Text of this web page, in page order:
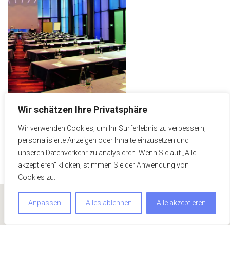
Wir schätzen Ihre Privatsphäre
Wir verwenden Cookies, um Ihr Surferlebnis zu verbessern,
personalisierte Anzeigen oder Inhalte einzusetzen und
unseren Datenverkehr zu analysieren. Wenn Sie auf „Alle
akzeptieren" klicken, stimmen Sie der Anwendung von
Cookies zu.
Anpassen Alles ablehnen Alle akzeptieren